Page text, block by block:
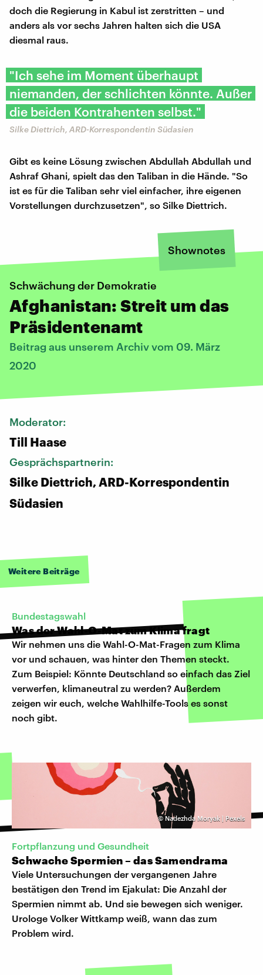
doch die Regierung in Kabul ist zerstritten – und
anders als vor sechs Jahren halten sich die USA
diesmal raus.
"Ich sehe im Moment überhaupt
niemanden, der schlichten könnte. Außer
die beiden Kontrahenten selbst."
Silke Diettrich, ARD-Korrespondentin Südasien
Gibt es keine Lösung zwischen Abdullah Abdullah und
Ashraf Ghani, spielt das den Taliban in die Hände. "So
ist es für die Taliban sehr viel einfacher, ihre eigenen
Vorstellungen durchzusetzen", so Silke Diettrich.
Shownotes
Schwächung der Demokratie
Afghanistan: Streit um das
Präsidentenamt
Beitrag aus unserem Archiv vom 09. März
2020
Moderator:
Till Haase
Gesprächspartnerin:
Silke Diettrich, ARD-Korrespondentin
Südasien
Weitere Beiträge
Bundestagswahl
Was der Wahl-O-Mat zum Klima fragt
Wir nehmen uns die Wahl-O-Mat-Fragen zum Klima
vor und schauen, was hinter den Themen steckt.
Zum Beispiel: Könnte Deutschland so einfach das Ziel
verwerfen, klimaneutral zu werden? Außerdem
zeigen wir euch, welche Wahlhilfe-Tools es sonst
noch gibt.
© Nadezhda Moryak | Pexels
Fortpflanzung und Gesundheit
Schwache Spermien – das Samendrama
Viele Untersuchungen der vergangenen Jahre
bestätigen den Trend im Ejakulat: Die Anzahl der
Spermien nimmt ab. Und sie bewegen sich weniger.
Urologe Volker Wittkamp weiß, wann das zum
Problem wird.